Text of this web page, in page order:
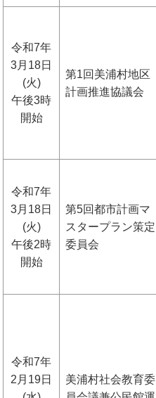
令和7年
3月18日
(火)
午後3時
開始
第1回美浦村地区
計画推進協議会
令和7年
3月18日
(火)
午後2時
開始
第5回都市計画マ
スタープラン策定
委員会
令和7年
2月19日
美浦村社会教育委